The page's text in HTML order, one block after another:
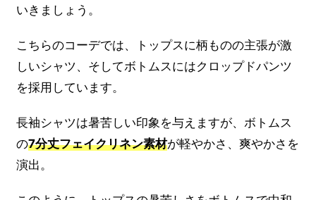
いきましょう。
こちらのコーデでは、トップスに柄ものの主張が激
しいシャツ、そしてボトムスにはクロップドパンツ
を採用しています。
長袖シャツは暑苦しい印象を与えますが、ボトムス
の7分丈フェイクリネン素材が軽やかさ、爽やかさを
演出。